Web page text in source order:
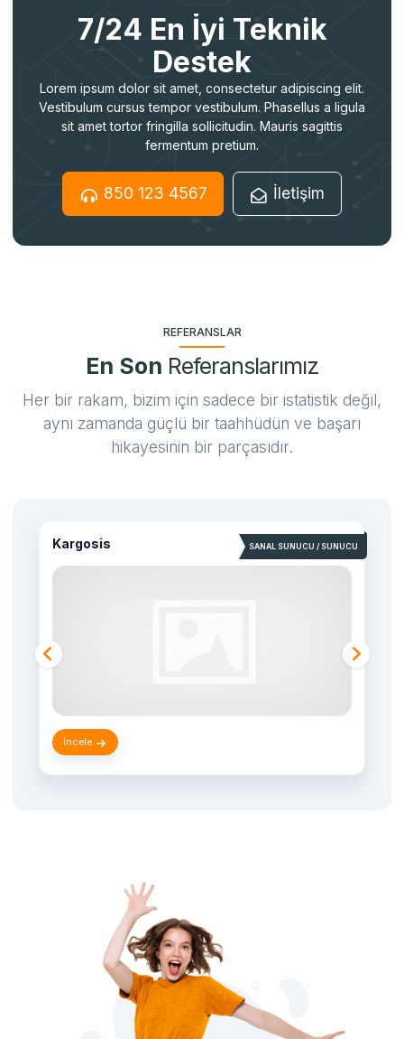
7/24 En İyi Teknik
Destek
Lorem ipsum dolor sit amet, consectetur adipiscing elit.
Vestibulum cursus tempor vestibulum. Phasellus a ligula
sit amet tortor fringilla sollicitudin. Mauris sagittis
fermentum pretium.
850 123 4567 İletişim
REFERANSLAR
En Son Referanslarımız
Her bir rakam, bizim için sadece bir istatistik değil,
aynı zamanda güçlü bir taahhüdün ve başarı
hikayesinin bir parçasıdır.
SANAL SUNUCU / SUNUCU
Kargosis
İncele